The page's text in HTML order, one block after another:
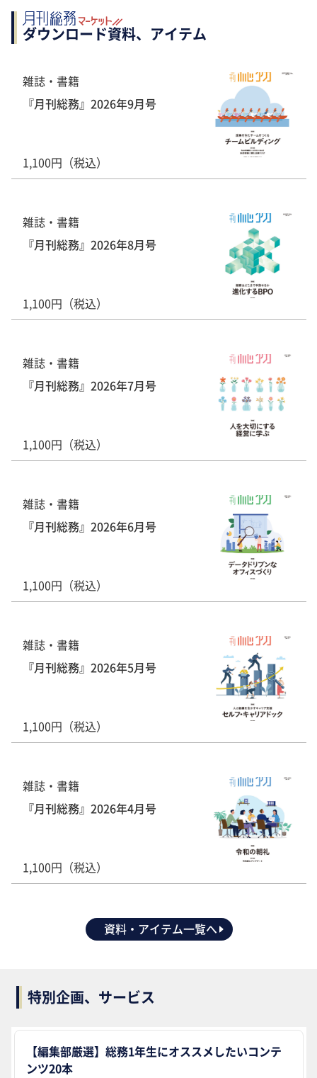
ダウンロード資料、アイテム
雑誌・書籍
『月刊総務』2026年9月号
1,100円（税込）
雑誌・書籍
『月刊総務』2026年8月号
1,100円（税込）
雑誌・書籍
『月刊総務』2026年7月号
1,100円（税込）
雑誌・書籍
『月刊総務』2026年6月号
1,100円（税込）
雑誌・書籍
『月刊総務』2026年5月号
1,100円（税込）
雑誌・書籍
『月刊総務』2026年4月号
1,100円（税込）
資料・アイテム一覧へ
特別企画、サービス
【編集部厳選】総務1年生にオススメしたいコンテ
ンツ20本